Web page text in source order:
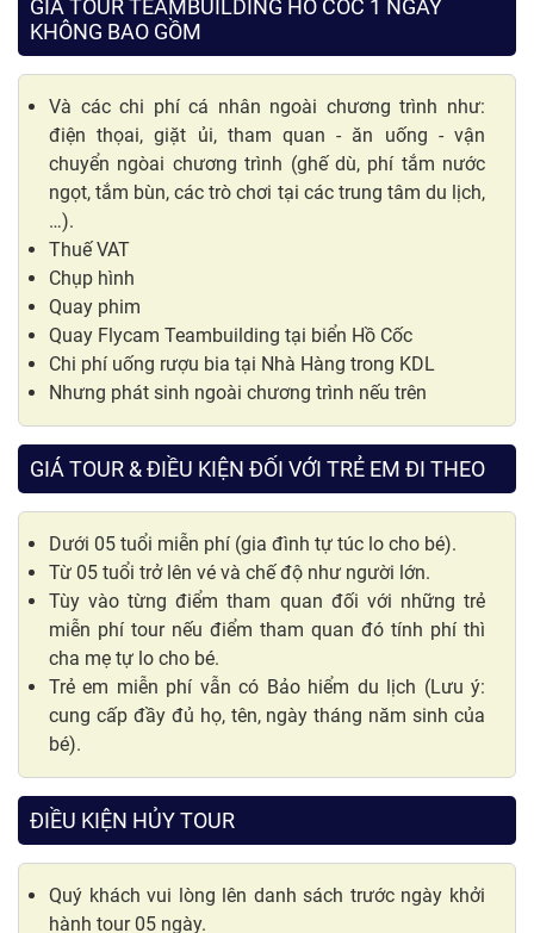
GIÁ TOUR TEAMBUILDING HỒ CỐC 1 NGÀY
KHÔNG BAO GỒM
Và các chi phí cá nhân ngoài chương trình như:
điện thọai, giặt ủi, tham quan - ăn uống - vận
chuyển ngòai chương trình (ghế dù, phí tắm nước
ngọt, tắm bùn, các trò chơi tại các trung tâm du lịch,
…).
Thuế VAT
Chụp hình
Quay phim
Quay Flycam Teambuilding tại biển Hồ Cốc
Chi phí uống rượu bia tại Nhà Hàng trong KDL
Nhưng phát sinh ngoài chương trình nếu trên
GIÁ TOUR & ĐIỀU KIỆN ĐỐI VỚI TRẺ EM ĐI THEO
Dưới 05 tuổi miễn phí (gia đình tự túc lo cho bé).
Từ 05 tuổi trở lên vé và chế độ như người lớn.
Tùy vào từng điểm tham quan đối với những trẻ
miễn phí tour nếu điểm tham quan đó tính phí thì
cha mẹ tự lo cho bé.
Trẻ em miễn phí vẫn có Bảo hiểm du lịch (Lưu ý:
cung cấp đầy đủ họ, tên, ngày tháng năm sinh của
bé).
ĐIỀU KIỆN HỦY TOUR
Quý khách vui lòng lên danh sách trước ngày khởi
hành tour 05 ngày.